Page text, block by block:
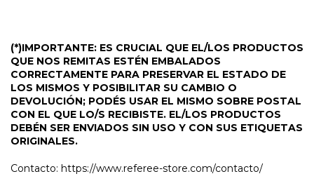
(*)IMPORTANTE: ES CRUCIAL QUE EL/LOS PRODUCTOS
QUE NOS REMITAS ESTÉN EMBALADOS
CORRECTAMENTE PARA PRESERVAR EL ESTADO DE
LOS MISMOS Y POSIBILITAR SU CAMBIO O
DEVOLUCIÓN; PODÉS USAR EL MISMO SOBRE POSTAL
CON EL QUE LO/S RECIBISTE. EL/LOS PRODUCTOS
DEBÉN SER ENVIADOS SIN USO Y CON SUS ETIQUETAS
ORIGINALES.
Contacto: https://www.referee-store.com/contacto/